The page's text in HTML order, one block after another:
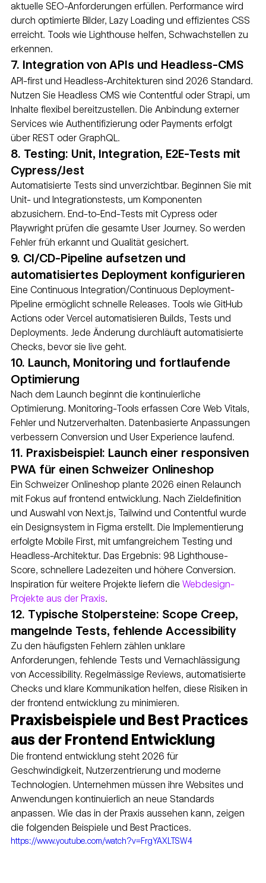
aktuelle SEO-Anforderungen erfüllen. Performance wird
durch optimierte Bilder, Lazy Loading und effizientes CSS
erreicht. Tools wie Lighthouse helfen, Schwachstellen zu
erkennen.
7. Integration von APIs und Headless-CMS
API-first und Headless-Architekturen sind 2026 Standard.
Nutzen Sie Headless CMS wie Contentful oder Strapi, um
Inhalte flexibel bereitzustellen. Die Anbindung externer
Services wie Authentifizierung oder Payments erfolgt
über REST oder GraphQL.
8. Testing: Unit, Integration, E2E-Tests mit
Cypress/Jest
Automatisierte Tests sind unverzichtbar. Beginnen Sie mit
Unit- und Integrationstests, um Komponenten
abzusichern. End-to-End-Tests mit Cypress oder
Playwright prüfen die gesamte User Journey. So werden
Fehler früh erkannt und Qualität gesichert.
9. CI/CD-Pipeline aufsetzen und
automatisiertes Deployment konfigurieren
Eine Continuous Integration/Continuous Deployment-
Pipeline ermöglicht schnelle Releases. Tools wie GitHub
Actions oder Vercel automatisieren Builds, Tests und
Deployments. Jede Änderung durchläuft automatisierte
Checks, bevor sie live geht.
10. Launch, Monitoring und fortlaufende
Optimierung
Nach dem Launch beginnt die kontinuierliche
Optimierung. Monitoring-Tools erfassen Core Web Vitals,
Fehler und Nutzerverhalten. Datenbasierte Anpassungen
verbessern Conversion und User Experience laufend.
11. Praxisbeispiel: Launch einer responsiven
PWA für einen Schweizer Onlineshop
Ein Schweizer Onlineshop plante 2026 einen Relaunch
mit Fokus auf frontend entwicklung. Nach Zieldefinition
und Auswahl von Next.js, Tailwind und Contentful wurde
ein Designsystem in Figma erstellt. Die Implementierung
erfolgte Mobile First, mit umfangreichem Testing und
Headless-Architektur. Das Ergebnis: 98 Lighthouse-
Score, schnellere Ladezeiten und höhere Conversion.
Inspiration für weitere Projekte liefern die Webdesign-
Projekte aus der Praxis.
12. Typische Stolpersteine: Scope Creep,
mangelnde Tests, fehlende Accessibility
Zu den häufigsten Fehlern zählen unklare
Anforderungen, fehlende Tests und Vernachlässigung
von Accessibility. Regelmässige Reviews, automatisierte
Checks und klare Kommunikation helfen, diese Risiken in
der frontend entwicklung zu minimieren.
Praxisbeispiele und Best Practices
aus der Frontend Entwicklung
Die frontend entwicklung steht 2026 für
Geschwindigkeit, Nutzerzentrierung und moderne
Technologien. Unternehmen müssen ihre Websites und
Anwendungen kontinuierlich an neue Standards
anpassen. Wie das in der Praxis aussehen kann, zeigen
die folgenden Beispiele und Best Practices.
https://www.youtube.com/watch?v=FrgYAXLTSW4